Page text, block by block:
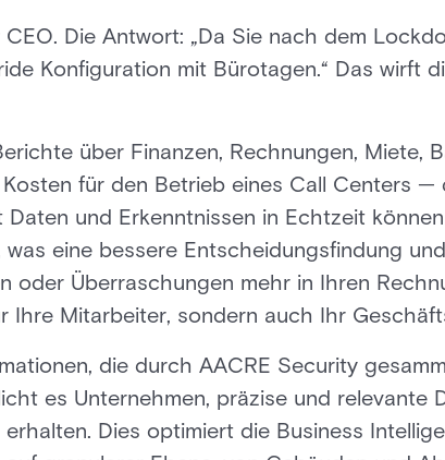
CEO. Die Antwort: „Da Sie nach dem
Konfiguration mit Bürotagen.“ Das wirft
über Finanzen, Rechnungen, Miete,
für den Betrieb eines Call Centers
und Erkenntnissen in Echtzeit
eine bessere Entscheidungsfindung
oder Überraschungen mehr in Ihren
Ihre Mitarbeiter, sondern auch Ihr
die durch AACRE Security
es Unternehmen, präzise und relevante
Dies optimiert die Business